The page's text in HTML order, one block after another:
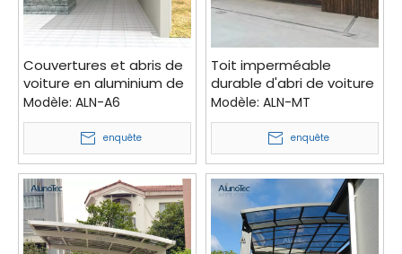
Couvertures et abris de
voiture en aluminium de
toit d'abri de voiture en
métal de haute qualité
Modèle: ALN-A6
enquête
Toit imperméable
durable d'abri de voiture
du double M de garage
avec l'aluminium de
feuille de polycarbonate
Modèle: ALN-MT
enquête